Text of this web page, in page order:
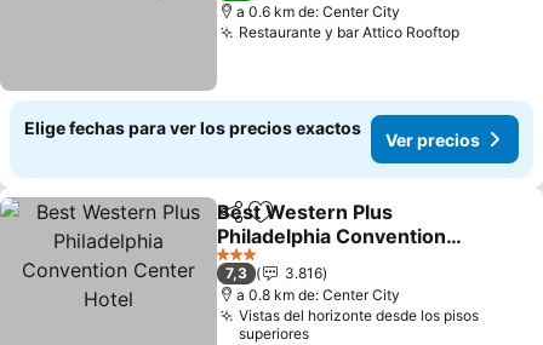
a 0.6 km de: Center City
Restaurante y bar Attico RooftopVer
Elige fechas para ver los precios exactos
Ver precios
CompartirAgregar a favoritos
Best Western Plus
Philadelphia Convention
Center Hotel
Ver precios
3 Estrellas
7,3
3.816
a 0.8 km de: Center City
Vistas del horizonte desde los pisos
superiores